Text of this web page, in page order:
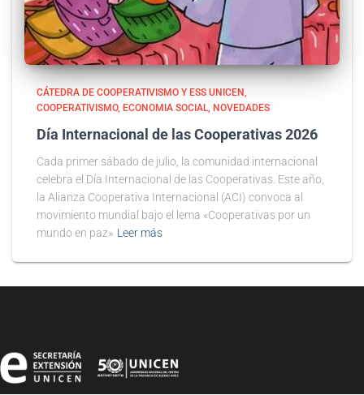
CÁTEDRA DE COOPERATIVISMO Y ESS UNICEN
COOPERATIVISMO ECONOMIA SOCIAL NOVEDADES
Día Internacional de las Cooperativas 2026
Cada primer sábado de julio, la comunidad internacional
celebra el Día Internacional de las Cooperativas. Este año,
la Alianza Cooperativa Internacional (ACI) convoca al
movimiento mundial bajo el lema «Cooperativas por un
mundo en paz» Leer más